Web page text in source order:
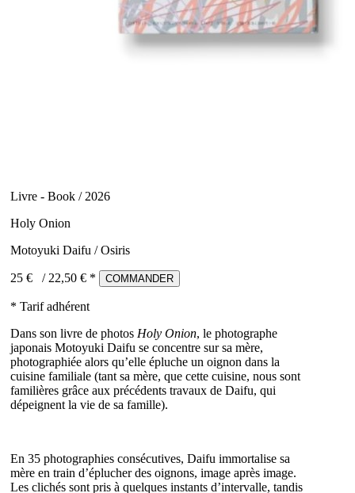
Livre - Book / 2026
Holy Onion
Motoyuki Daifu / Osiris
25 € / 22,50 € * COMMANDER
* Tarif adhérent
Dans son livre de photos Holy Onion, le photographe
japonais Motoyuki Daifu se concentre sur sa mère,
photographiée alors qu’elle épluche un oignon dans la
cuisine familiale (tant sa mère, que cette cuisine, nous sont
familières grâce aux précédents travaux de Daifu, qui
dépeignent la vie de sa famille).
En 35 photographies consécutives, Daifu immortalise sa
mère en train d’éplucher des oignons, image après image.
Les clichés sont pris à quelques instants d’intervalle, tandis